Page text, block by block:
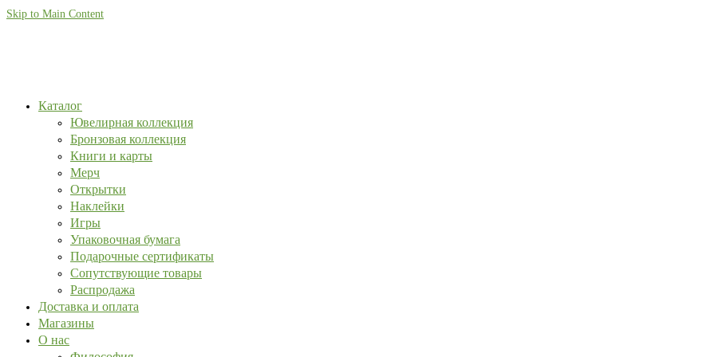
Skip to Main Content
Каталог
Ювелирная коллекция
Бронзовая коллекция
Книги и карты
Мерч
Открытки
Наклейки
Игры
Упаковочная бумага
Подарочные сертификаты
Сопутствующие товары
Распродажа
Доставка и оплата
Магазины
О нас